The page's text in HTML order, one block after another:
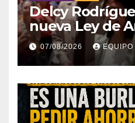
Delcy
nueva Ley de
para atender a
damnificadas
07/08/2026